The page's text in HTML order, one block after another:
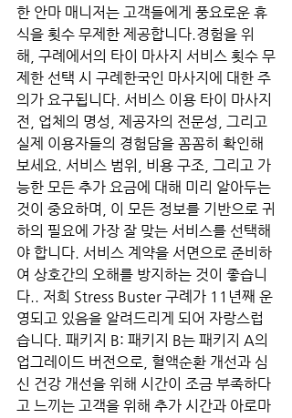
한 안마 매니저는 고객들에게 풍요로운 휴
식을 횟수 무제한 제공합니다.경험을 위
해, 구례에서의 타이 마사지 서비스 횟수 무
제한 선택 시 구례한국인 마사지에 대한 주
의가 요구됩니다. 서비스 이용 타이 마사지
전, 업체의 명성, 제공자의 전문성, 그리고
실제 이용자들의 경험담을 꼼꼼히 확인해
보세요. 서비스 범위, 비용 구조, 그리고 가
능한 모든 추가 요금에 대해 미리 알아두는
것이 중요하며, 이 모든 정보를 기반으로 귀
하의 필요에 가장 잘 맞는 서비스를 선택해
야 합니다. 서비스 계약을 서면으로 준비하
여 상호간의 오해를 방지하는 것이 좋습니
다.. 저희 Stress Buster 구례가 11년째 운
영되고 있음을 알려드리게 되어 자랑스럽
습니다. 패키지 B: 패키지 B는 패키지 A의
업그레이드 버전으로, 혈액순환 개선과 심
신 건강 개선을 위해 시간이 조금 부족하다
고 느끼는 고객을 위해 추가 시간과 아로마